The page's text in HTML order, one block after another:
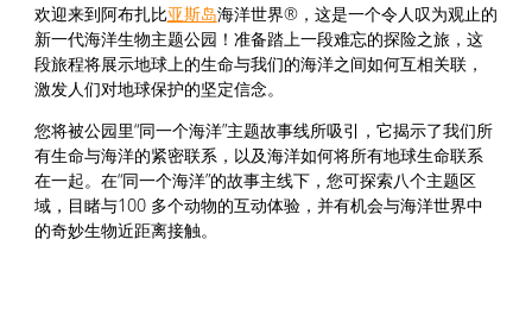
欢迎来到阿布扎比亚斯岛海洋世界®，这是一个令人叹为观止的
新一代海洋生物主题公园！准备踏上一段难忘的探险之旅，这
段旅程将展示地球上的生命与我们的海洋之间如何互相关联，
激发人们对地球保护的坚定信念。
您将被公园里“同一个海洋”主题故事线所吸引，它揭示了我们所
有生命与海洋的紧密联系，以及海洋如何将所有地球生命联系
在一起。在“同一个海洋”的故事主线下，您可探索八个主题区
域，目睹与100 多个动物的互动体验，并有机会与海洋世界中
的奇妙生物近距离接触。